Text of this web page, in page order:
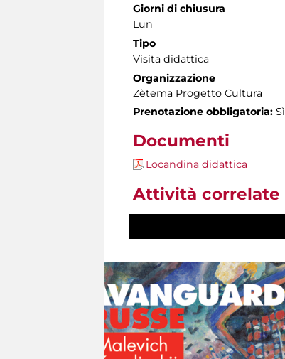
Giorni di chiusura
Lun
Tipo
Visita didattica
Organizzazione
Zètema Progetto Cultura
Prenotazione obbligatoria: Sì
Documenti
Locandina didattica
Attività correlate